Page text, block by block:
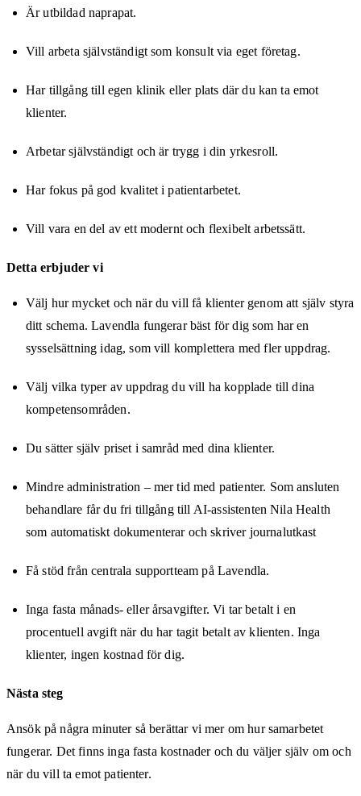
Är utbildad naprapat.
Vill arbeta självständigt som konsult via eget företag.
Har tillgång till egen klinik eller plats där du kan ta emot
klienter.
Arbetar självständigt och är trygg i din yrkesroll.
Har fokus på god kvalitet i patientarbetet.
Vill vara en del av ett modernt och flexibelt arbetssätt.
Detta erbjuder vi
Välj hur mycket och när du vill få klienter genom att själv styra
ditt schema. Lavendla fungerar bäst för dig som har en
sysselsättning idag, som vill komplettera med fler uppdrag.
Välj vilka typer av uppdrag du vill ha kopplade till dina
kompetensområden.
Du sätter själv priset i samråd med dina klienter.
Mindre administration – mer tid med patienter. Som ansluten
behandlare får du fri tillgång till AI-assistenten Nila Health
som automatiskt dokumenterar och skriver journalutkast
Få stöd från centrala supportteam på Lavendla.
Inga fasta månads- eller årsavgifter. Vi tar betalt i en
procentuell avgift när du har tagit betalt av klienten. Inga
klienter, ingen kostnad för dig.
Nästa steg
Ansök på några minuter så berättar vi mer om hur samarbetet
fungerar. Det finns inga fasta kostnader och du väljer själv om och
när du vill ta emot patienter.